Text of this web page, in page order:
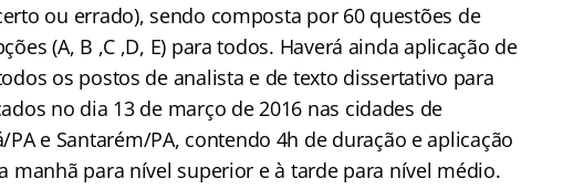
ou errado), sendo composta por 60 questões de
(A, B ,C ,D, E) para todos. Haverá ainda aplicação de
os postos de analista e de texto dissertativo para
no dia 13 de março de 2016 nas cidades de
e Santarém/PA, contendo 4h de duração e aplicação
manhã para nível superior e à tarde para nível médio.